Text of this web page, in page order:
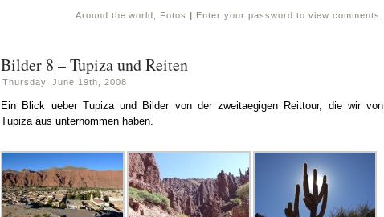
Around the world Fotos | Enter your password to view comments.
Bilder 8 – Tupiza und Reiten
Thursday, June 19th, 2008
Ein Blick ueber Tupiza und Bilder von der zweitaegigen Reittour, die wir von
Tupiza aus unternommen haben.